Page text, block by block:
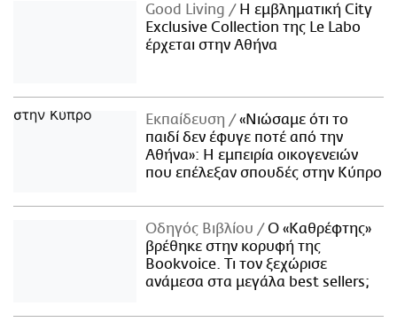
Good Living
Η εμβληματική City
Exclusive Collection της Le Labo
έρχεται στην Αθήνα
Εκπαίδευση
«Νιώσαμε ότι το
παιδί δεν έφυγε ποτέ από την
Αθήνα»: Η εμπειρία οικογενειών
που επέλεξαν σπουδές στην Κύπρο
Οδηγός Βιβλίου
Ο «Καθρέφτης»
βρέθηκε στην κορυφή της
Bookvoice. Τι τον ξεχώρισε
ανάμεσα στα μεγάλα best sellers;